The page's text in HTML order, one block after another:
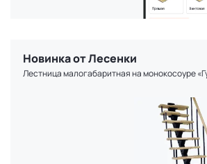
Новинка от Лесенки
Лестница малогабаритная на монокосоуре